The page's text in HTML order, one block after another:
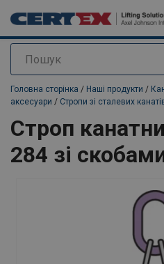
Пошук
added to your quote
Головна сторінка / Наші продукти /
аксесуари / Стропи зі сталевих
Строп
284 зі